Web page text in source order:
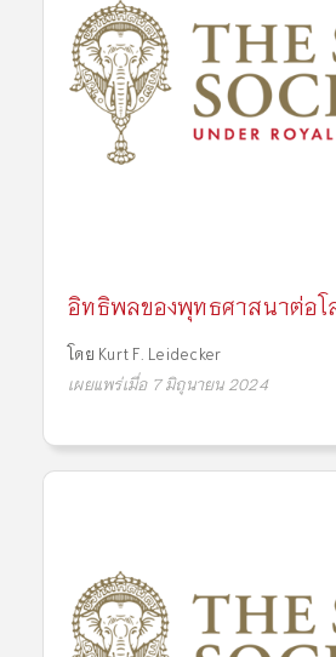
อิทธิพลของพุทธศาสนาต่อ
โดย Kurt F. Leidecker
เผยแพร่เมื่อ 7 มิถุนายน 2024